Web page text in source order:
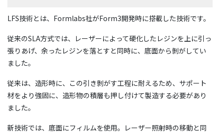
LFS技術とは、Formlabs社がForm3開発時に搭載した技術です。
従来のSLA方式では、レーザーによって硬化したレジンを上に引っ
張りあげ、余ったレジンを落とすと同時に、底面から剝がしてい
ました。
従来は、造形時に、この引き剝がす工程に耐えるため、サポート
材をより強固に、造形物の積層も押し付けて製造する必要があり
ました。
新技術では、底面にフィルムを使用。レーザー照射時の移動と同